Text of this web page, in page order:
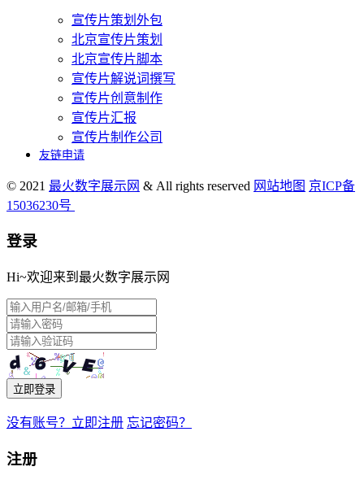
宣传片策划外包
北京宣传片策划
北京宣传片脚本
宣传片解说词撰写
宣传片创意制作
宣传片汇报
宣传片制作公司
友链申请
© 2021 最火数字展示网 & All rights reserved 网站地图 京ICP备
15036230号
登录
Hi~欢迎来到最火数字展示网
立即登录
没有账号？立即注册 忘记密码？
注册